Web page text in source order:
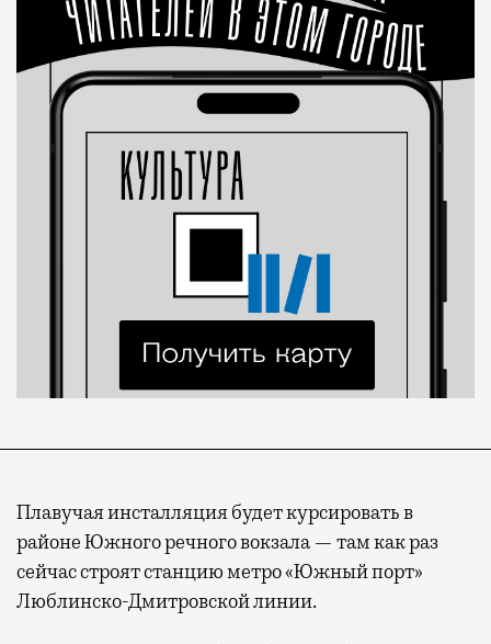
Плавучая инсталляция будет курсировать в
районе Южного речного вокзала — там как раз
сейчас строят станцию метро «Южный порт»
Люблинско-Дмитровской линии.